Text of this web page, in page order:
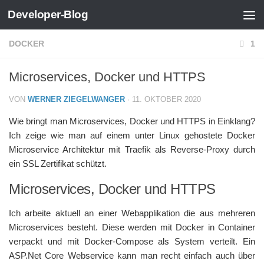
Zum Inhalt springen
Developer-Blog
DOCKER 1
Microservices, Docker und HTTPS
VON WERNER ZIEGELWANGER · 11. OKTOBER 2020
Wie bringt man Microservices, Docker und HTTPS in Einklang?
Ich zeige wie man auf einem unter Linux gehostete Docker
Microservice Architektur mit Traefik als Reverse-Proxy durch
ein SSL Zertifikat schützt.
Microservices, Docker und HTTPS
Ich arbeite aktuell an einer Webapplikation die aus mehreren
Microservices besteht. Diese werden mit Docker in Container
verpackt und mit Docker-Compose als System verteilt. Ein
ASP.Net Core Webservice kann man recht einfach auch über